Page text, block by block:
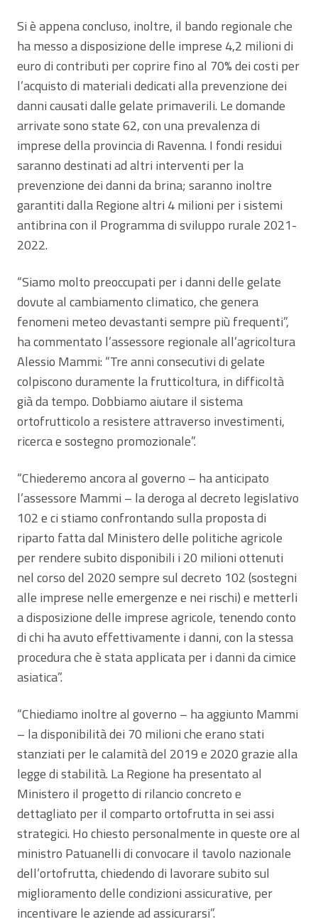
Si è appena concluso, inoltre, il bando regionale che
ha messo a disposizione delle imprese 4,2 milioni di
euro di contributi per coprire fino al 70% dei costi per
l’acquisto di materiali dedicati alla prevenzione dei
danni causati dalle gelate primaverili. Le domande
arrivate sono state 62, con una prevalenza di
imprese della provincia di Ravenna. I fondi residui
saranno destinati ad altri interventi per la
prevenzione dei danni da brina; saranno inoltre
garantiti dalla Regione altri 4 milioni per i sistemi
antibrina con il Programma di sviluppo rurale 2021-
2022.
“Siamo molto preoccupati per i danni delle gelate
dovute al cambiamento climatico, che genera
fenomeni meteo devastanti sempre più frequenti”,
ha commentato l’assessore regionale all’agricoltura
Alessio Mammi: “Tre anni consecutivi di gelate
colpiscono duramente la frutticoltura, in difficoltà
già da tempo. Dobbiamo aiutare il sistema
ortofrutticolo a resistere attraverso investimenti,
ricerca e sostegno promozionale”.
“Chiederemo ancora al governo – ha anticipato
l’assessore Mammi – la deroga al decreto legislativo
102 e ci stiamo confrontando sulla proposta di
riparto fatta dal Ministero delle politiche agricole
per rendere subito disponibili i 20 milioni ottenuti
nel corso del 2020 sempre sul decreto 102 (sostegni
alle imprese nelle emergenze e nei rischi) e metterli
a disposizione delle imprese agricole, tenendo conto
di chi ha avuto effettivamente i danni, con la stessa
procedura che è stata applicata per i danni da cimice
asiatica”.
“Chiediamo inoltre al governo – ha aggiunto Mammi
– la disponibilità dei 70 milioni che erano stati
stanziati per le calamità del 2019 e 2020 grazie alla
legge di stabilità. La Regione ha presentato al
Ministero il progetto di rilancio concreto e
dettagliato per il comparto ortofrutta in sei assi
strategici. Ho chiesto personalmente in queste ore al
ministro Patuanelli di convocare il tavolo nazionale
dell’ortofrutta, chiedendo di lavorare subito sul
miglioramento delle condizioni assicurative, per
incentivare le aziende ad assicurarsi”.